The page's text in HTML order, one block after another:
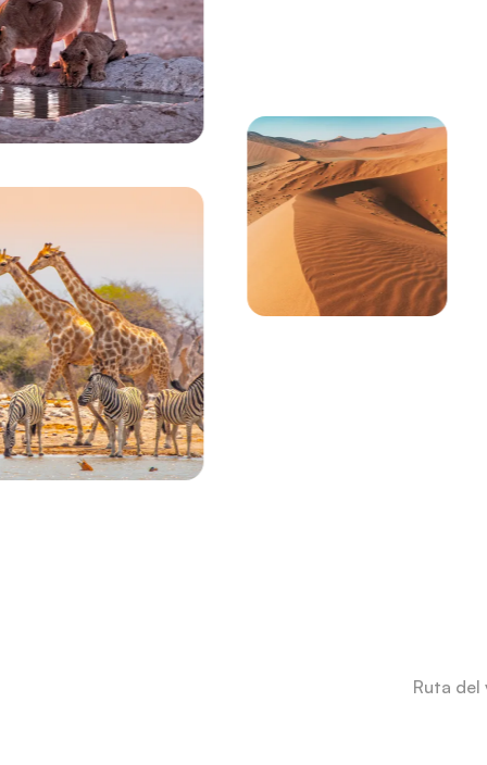
Viendo actualmente:
Dos antílopes gacelas en el paisaje desértico
Ruta del